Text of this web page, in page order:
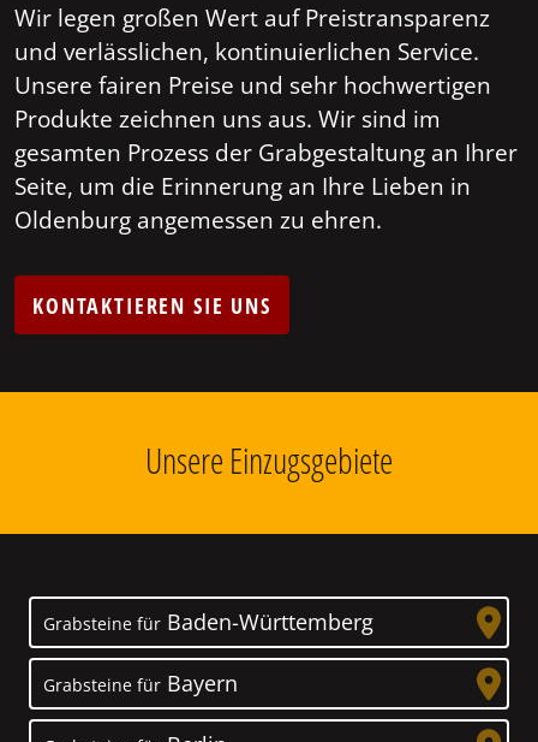
Wir legen großen Wert auf Preistransparenz
und verlässlichen, kontinuierlichen Service.
Unsere fairen Preise und sehr hochwertigen
Produkte zeichnen uns aus. Wir sind im
gesamten Prozess der Grabgestaltung an Ihrer
Seite, um die Erinnerung an Ihre Lieben in
Oldenburg angemessen zu ehren.
KONTAKTIEREN SIE UNS
Unsere Einzugsgebiete
Grabsteine für Baden-Württemberg
Grabsteine für Bayern